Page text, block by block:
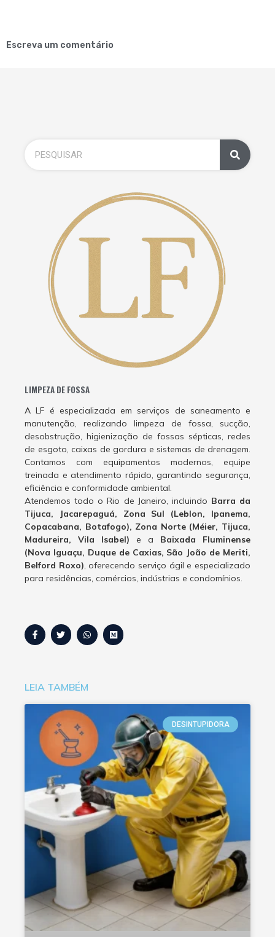
Escreva um comentário
LIMPEZA DE FOSSA
A LF é especializada em serviços de saneamento e
manutenção, realizando limpeza de fossa, sucção,
desobstrução, higienização de fossas sépticas, redes
de esgoto, caixas de gordura e sistemas de drenagem.
Contamos com equipamentos modernos, equipe
treinada e atendimento rápido, garantindo segurança,
eficiência e conformidade ambiental.
Atendemos todo o Rio de Janeiro, incluindo Barra da
Tijuca, Jacarepaguá, Zona Sul (Leblon, Ipanema,
Copacabana, Botafogo), Zona Norte (Méier, Tijuca,
Madureira, Vila Isabel) e a Baixada Fluminense
(Nova Iguaçu, Duque de Caxias, São João de Meriti,
Belford Roxo), oferecendo serviço ágil e especializado
para residências, comércios, indústrias e condomínios.
LEIA TAMBÉM
DESINTUPIDORA